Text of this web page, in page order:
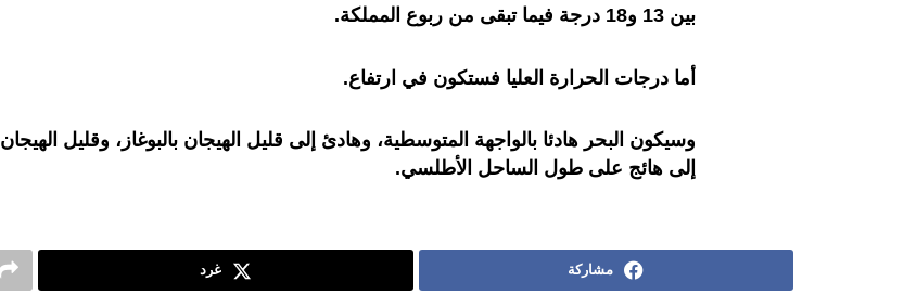
بين 13 و18 درجة فيما تبقى من ربوع المملكة.
أما درجات الحرارة العليا فستكون في ارتفاع.
وسيكون البحر هادئا بالواجهة المتوسطية، وهادئ إلى قليل الهيجان بالبوغاز، وقليل الهيجان
إلى هائج على طول الساحل الأطلسي.
مشاركة غرد